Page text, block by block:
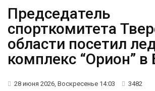
Председатель
спорткомитета
области посетил
комплекс “Орион” в
28 июня 2026, Воскресенье 14:03 3482